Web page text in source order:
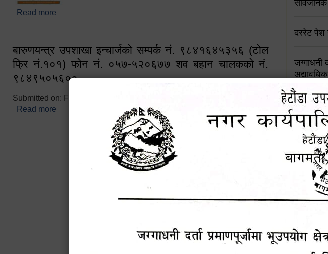
Read more
बारुणयन्त्र उपशाखा इन्चार्जको सम्पर्क नं. ९८४१६४५३५६ (टोल
फ्रि नं.१०१) फोन नं. ०५७-५२०६७७ शव बहान चालकको नं.
९८४९५०५६००
Submitted on: Fri, 02/25/2022 - 10:50
Read more about बारुणयन्त्र उपशाखा इन्चार्जको सम्पर्क नं. ९८४१६४५३५६ (टोल फ्रि
नं.१०१) फोन नं. ०५७-५२०६७७ शव बहान चालकको नं. ९८४९५०५६००
दररेट पेश
जग्गाधनी
आशय पत्र
शिक्षक
हेटौंडा
पोषाक र